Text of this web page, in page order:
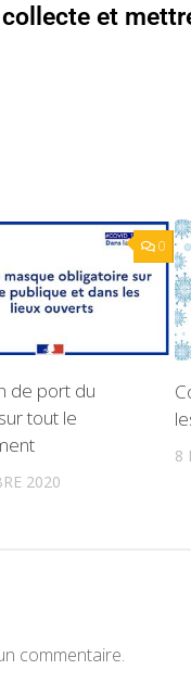
et
0
de port du
tout le
2020
8
commentaire.